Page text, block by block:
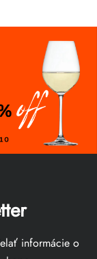
informácie o